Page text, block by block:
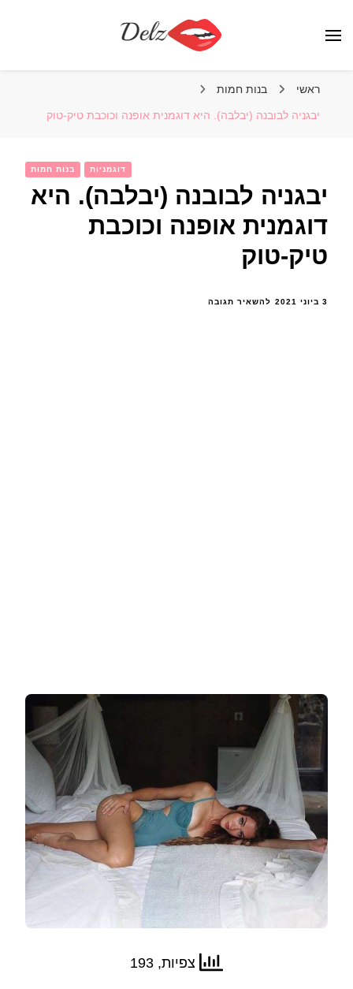
ראשי בנות חמות
יבגניה לבובנה (יבלבה). היא דוגמנית אופנה וכוכבת טיק-טוק
בנות חמות דוגמניות
יבגניה לבובנה (יבלבה). היא
דוגמנית אופנה וכוכבת
טיק-טוק
3 ביוני 2021 להשאיר תגובהבנושא
צפיות, 193